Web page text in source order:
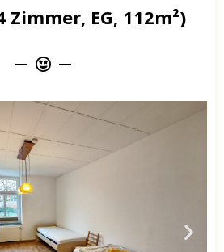
Zimmer, EG, 112m²)